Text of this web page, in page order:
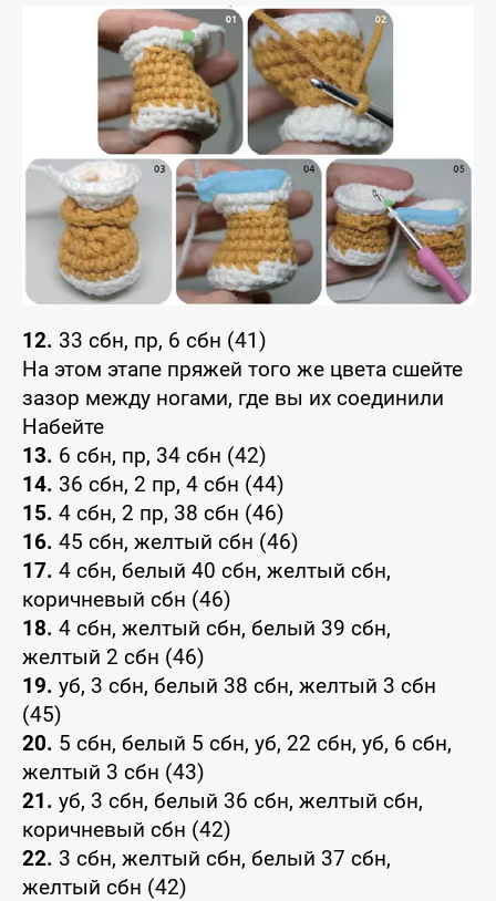
12. 33 сбн, пр, 6 сбн (41)
На этом этапе пряжей того же цвета сшейте
зазор между ногами, где вы их соединили
Набейте
13. 6 сбн, пр, 34 сбн (42)
14. 36 сбн, 2 пр, 4 сбн (44)
15. 4 сбн, 2 пр, 38 сбн (46)
16. 45 сбн, желтый сбн (46)
17. 4 сбн, белый 40 сбн, желтый сбн,
коричневый сбн (46)
18. 4 сбн, желтый сбн, белый 39 сбн,
желтый 2 сбн (46)
19. уб, 3 сбн, белый 38 сбн, желтый 3 сбн
(45)
20. 5 сбн, белый 5 сбн, уб, 22 сбн, уб, 6 сбн,
желтый 3 сбн (43)
21. уб, 3 сбн, белый 36 сбн, желтый сбн,
коричневый сбн (42)
22. 3 сбн, желтый сбн, белый 37 сбн,
желтый сбн (42)